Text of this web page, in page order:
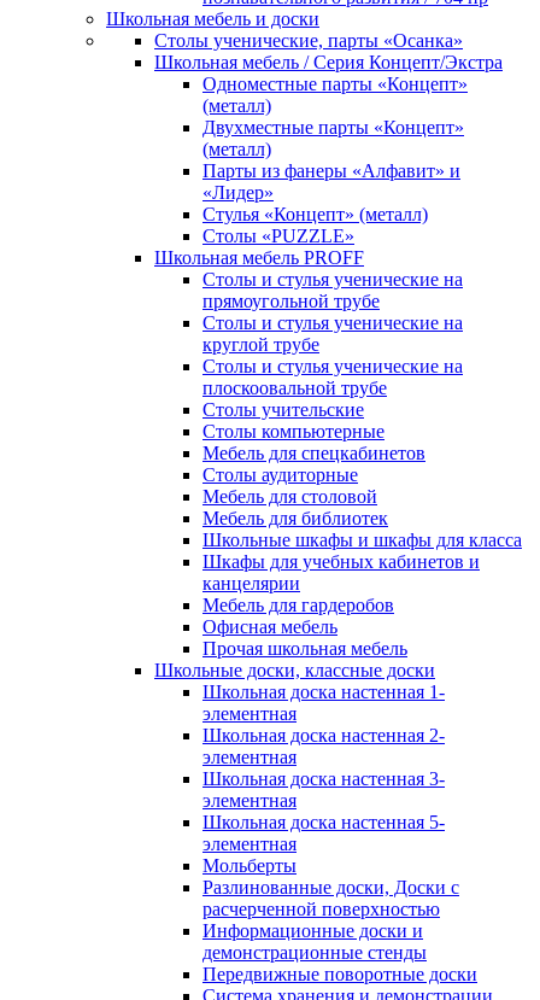
Школьная мебель и доски
Столы ученические, парты «Осанка»
Школьная мебель / Серия Концепт/Экстра
Одноместные парты «Концепт»
(металл)
Двухместные парты «Концепт»
(металл)
Парты из фанеры «Алфавит» и
«Лидер»
Стулья «Концепт» (металл)
Столы «PUZZLE»
Школьная мебель PROFF
Столы и стулья ученические на
прямоугольной трубе
Столы и стулья ученические на
круглой трубе
Столы и стулья ученические на
плоскоовальной трубе
Столы учительские
Столы компьютерные
Мебель для спецкабинетов
Столы аудиторные
Мебель для столовой
Мебель для библиотек
Школьные шкафы и шкафы для класса
Шкафы для учебных кабинетов и
канцелярии
Мебель для гардеробов
Офисная мебель
Прочая школьная мебель
Школьные доски, классные доски
Школьная доска настенная 1-
элементная
Школьная доска настенная 2-
элементная
Школьная доска настенная 3-
элементная
Школьная доска настенная 5-
элементная
Мольберты
Разлинованные доски, Доски с
расчерченной поверхностью
Информационные доски и
демонстрационные стенды
Передвижные поворотные доски